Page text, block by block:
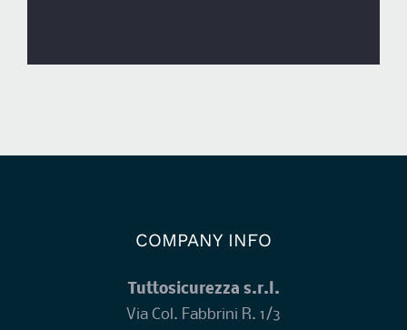
COMPANY INFO
Tuttosicurezza s.r.l.
Via Col. Fabbrini R. 1/3